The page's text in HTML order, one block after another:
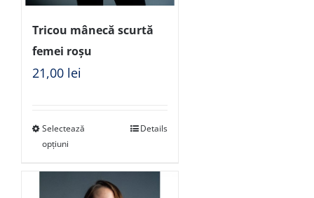
Tricou mânecă scurtă
femei roșu
21,00 lei
Selectează
opțiuni
Details